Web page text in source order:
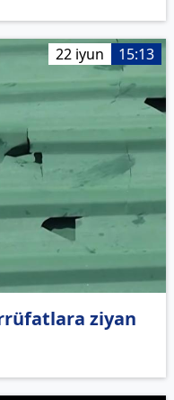
22 iyun 15:13
ziyan